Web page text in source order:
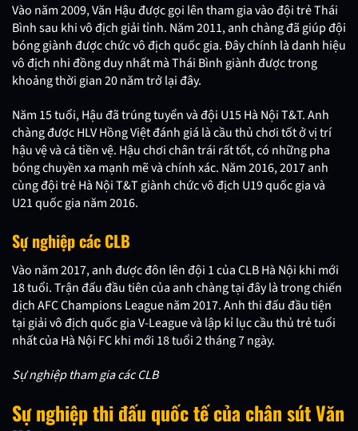
Vào năm 2009, Văn Hậu được gọi lên tham gia vào đội trẻ Thái
Bình sau khi vô địch giải tỉnh. Năm 2011, anh chàng đã giúp đội
bóng giành được chức vô địch quốc gia. Đây chính là danh hiệu
vô địch nhi đồng duy nhất mà Thái Bình giành được trong
khoảng thời gian 20 năm trở lại đây.
Năm 15 tuổi, Hậu đã trúng tuyển và đội U15 Hà Nội T&T. Anh
chàng được HLV Hồng Việt đánh giá là cầu thủ chơi tốt ở vị trí
hậu vệ và cả tiền vệ. Hậu chơi chân trái rất tốt, có những pha
bóng chuyền xa mạnh mẽ và chính xác. Năm 2016, 2017 anh
cùng đội trẻ Hà Nội T&T giành chức vô địch U19 quốc gia và
U21 quốc gia năm 2016.
Sự nghiệp các CLB
Vào năm 2017, anh được đôn lên đội 1 của CLB Hà Nội khi mới
18 tuổi. Trận đấu đầu tiên của anh chàng tại đây là trong chiến
dịch AFC Champions League năm 2017. Anh thi đấu đầu tiện
tại giải vô địch quốc gia V-League và lập kỉ lục cầu thủ trẻ tuổi
nhất của Hà Nội FC khi mới 18 tuổi 2 tháng 7 ngày.
Sự nghiệp tham gia các CLB
Sự nghiệp thi đấu quốc tế của chân sút Văn